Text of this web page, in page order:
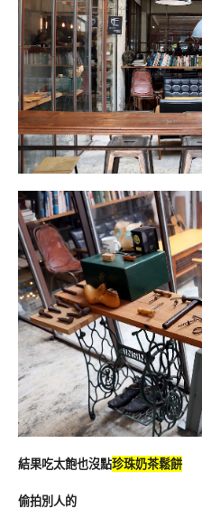
結果吃太飽也沒點珍珠奶茶鬆餅
偷拍別人的